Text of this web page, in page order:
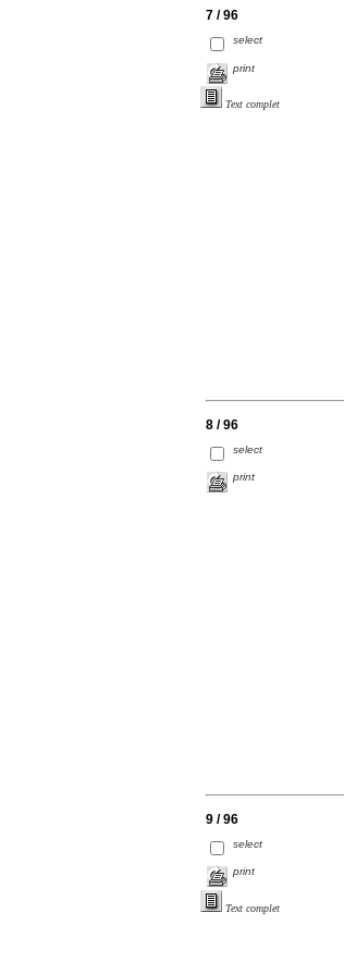
7 / 96
select
print
Text complet
8 / 96
select
print
9 / 96
select
print
Text complet